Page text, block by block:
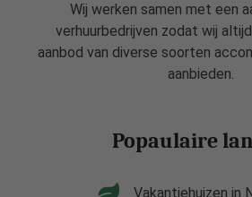
Wij werken samen met een
verhuurbedrijven zodat wij
aanbod van diverse soorten
aanbieden.
Popaulaire
Vakantiehuizen in